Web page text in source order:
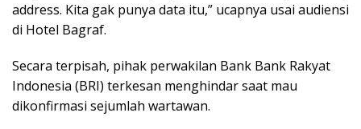
address. Kita gak punya data itu,” ucapnya usai audiensi
di Hotel Bagraf.
Secara terpisah, pihak perwakilan Bank Bank Rakyat
Indonesia (BRI) terkesan menghindar saat mau
dikonfirmasi sejumlah wartawan.